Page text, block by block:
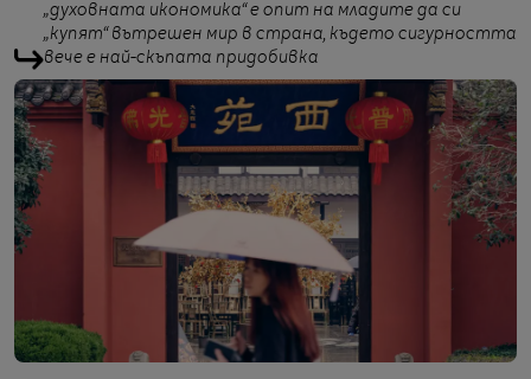
„духовната икономика“ е опит на младите да си
„купят“ вътрешен мир в страна, където сигурността
вече е най-скъпата придобивка